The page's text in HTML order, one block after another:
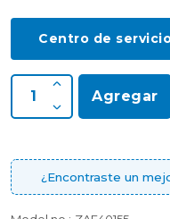
Centro de
Agregar
¿Encontraste un